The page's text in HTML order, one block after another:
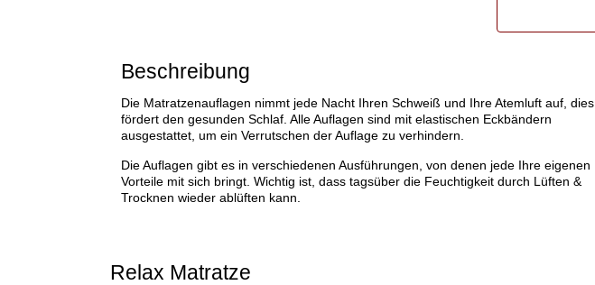
Beschreibung
Die Matratzenauflagen nimmt jede Nacht Ihren Schweiß und Ihre Atemluft auf, dies
fördert den gesunden Schlaf. Alle Auflagen sind mit elastischen Eckbändern
ausgestattet, um ein Verrutschen der Auflage zu verhindern.
Die Auflagen gibt es in verschiedenen Ausführungen, von denen jede Ihre eigenen
Vorteile mit sich bringt. Wichtig ist, dass tagsüber die Feuchtigkeit durch Lüften &
Trocknen wieder ablüften kann.
Relax Matratze